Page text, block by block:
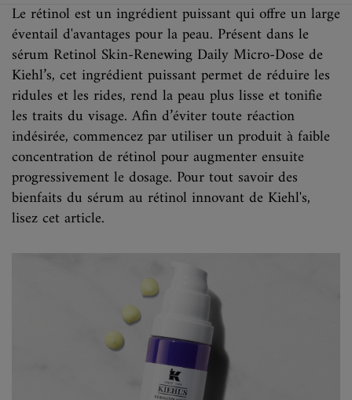
Le rétinol est un ingrédient puissant qui offre un large
éventail d'avantages pour la peau. Présent dans le
sérum Retinol Skin-Renewing Daily Micro-Dose de
Kiehl’s, cet ingrédient puissant permet de réduire les
ridules et les rides, rend la peau plus lisse et tonifie
les traits du visage. Afin d’éviter toute réaction
indésirée, commencez par utiliser un produit à faible
concentration de rétinol pour augmenter ensuite
progressivement le dosage. Pour tout savoir des
bienfaits du sérum au rétinol innovant de Kiehl's,
lisez cet article.